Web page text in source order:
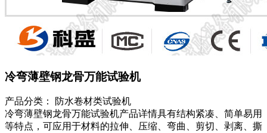
冷弯薄壁钢龙骨万能试验机
产品分类：
防水卷材类试验机
冷弯薄壁钢龙骨万能试验机产品详情具有结构紧凑、简单易用
等特点，可应用于材料的拉伸、压缩、弯曲、剪切、剥离、撕